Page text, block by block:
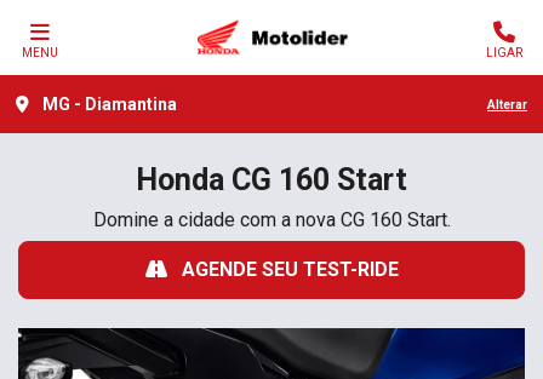
MENU LIGAR
MG - Diamantina Alterar
Honda CG 160 Start
Domine a cidade com a nova CG 160 Start.
AGENDE SEU TEST-RIDE